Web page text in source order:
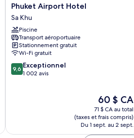
Phuket
Airport
Hotel
Sa
Khu
Phuket Airport Hotel
Sa Khu
Piscine
Transport aéroportuaire
Stationnement gratuit
Wi-Fi gratuit
9.6
sur
9,6 Exceptionnel
1 002 avis
Le
prix
est
de
60 $ CA
60 $ CA
71 $ CA au total
(taxes et frais compris)
Du 1 sept. au 2 sept.